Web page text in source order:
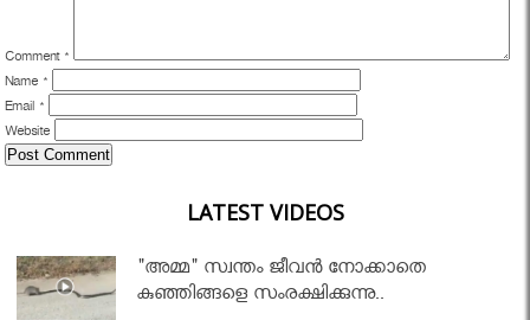
Comment *
Name *
Email *
Website
LATEST VIDEOS
"അമ്മ" സ്വന്തം ജീവൻ നോക്കാതെ
കുഞ്ഞിങ്ങളെ സംരക്ഷിക്കുന്നു..